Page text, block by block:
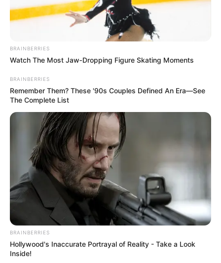
BRAINBERRIES
Watch The Most Jaw‑Dropping Figure Skating Moments
BRAINBERRIES
Remember Them? These '90s Couples Defined An Era—See
The Complete List
BRAINBERRIES
Hollywood's Inaccurate Portrayal of Reality - Take a Look
Inside!